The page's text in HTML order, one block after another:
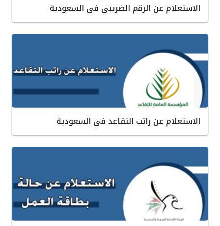
الاستعلام عن الرقم الضريبي في السعودية
الاستعلام عن راتب التقاعد في السعودية